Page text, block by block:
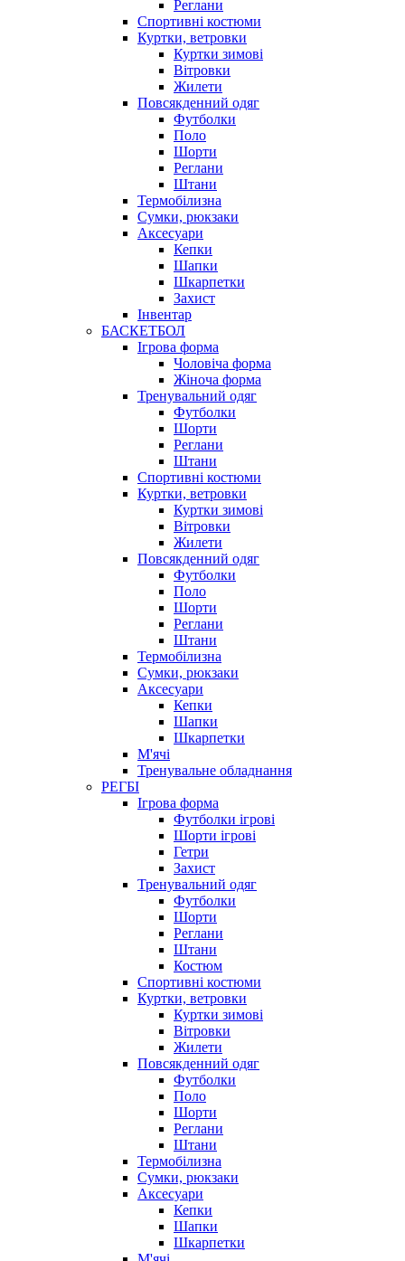
Реглани
Спортивні костюми
Куртки, ветровки
Куртки зимові
Вітровки
Жилети
Повсякденний одяг
Футболки
Поло
Шорти
Реглани
Штани
Термобілизна
Сумки, рюкзаки
Аксесуари
Кепки
Шапки
Шкарпетки
Захист
Інвентар
БАСКЕТБОЛ
Ігрова форма
Чоловіча форма
Жіноча форма
Тренувальний одяг
Футболки
Шорти
Реглани
Штани
Спортивні костюми
Куртки, ветровки
Куртки зимові
Вітровки
Жилети
Повсякденний одяг
Футболки
Поло
Шорти
Реглани
Штани
Термобілизна
Сумки, рюкзаки
Аксесуари
Кепки
Шапки
Шкарпетки
М'ячі
Тренувальне обладнання
РЕГБІ
Ігрова форма
Футболки ігрові
Шорти ігрові
Гетри
Захист
Тренувальний одяг
Футболки
Шорти
Реглани
Штани
Костюм
Спортивні костюми
Куртки, ветровки
Куртки зимові
Вітровки
Жилети
Повсякденний одяг
Футболки
Поло
Шорти
Реглани
Штани
Термобілизна
Сумки, рюкзаки
Аксесуари
Кепки
Шапки
Шкарпетки